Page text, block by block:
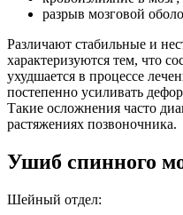
разрыв мозговой
Различают стабильные и
характеризуются тем, что
ухудшается в процессе
постепенно усиливать
Такие осложнения часто
растяжениях позвоночника.
Ушиб спинного
Шейный отдел: